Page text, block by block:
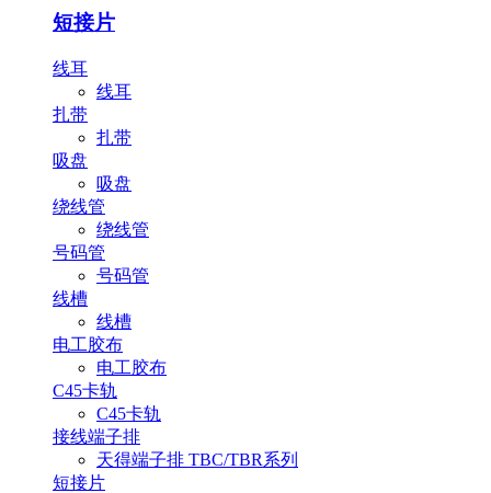
短接片
线耳
线耳
扎带
扎带
吸盘
吸盘
绕线管
绕线管
号码管
号码管
线槽
线槽
电工胶布
电工胶布
C45卡轨
C45卡轨
接线端子排
天得端子排 TBC/TBR系列
短接片